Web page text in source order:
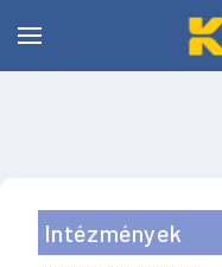
Intézmények